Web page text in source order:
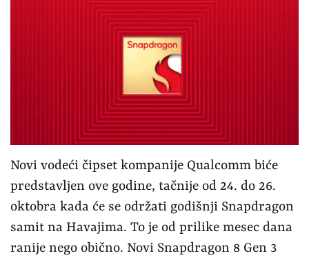
Novi vodeći čipset kompanije Qualcomm biće
predstavljen ove godine, tačnije od 24. do 26.
oktobra kada će se održati godišnji Snapdragon
samit na Havajima. To je od prilike mesec dana
ranije nego obično. Novi Snapdragon 8 Gen 3